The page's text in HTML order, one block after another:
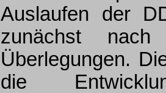
Auslaufen der
zunächst
Überlegungen.
die